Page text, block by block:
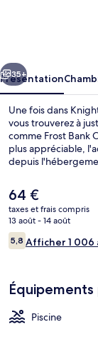
near
Frost
Bank
Center
Suivant
35+
Présentation
Une fois dans
vous trouverez à
comme Frost Bank
plus appréciable,
depuis
congrès Henry B.
Le
prix
actuel
est
de
64 €
taxes et frais compris
13 août - 14 août
Avis
voyageurs
5,85,8 sur 10
Afficher 1 006
Piscine